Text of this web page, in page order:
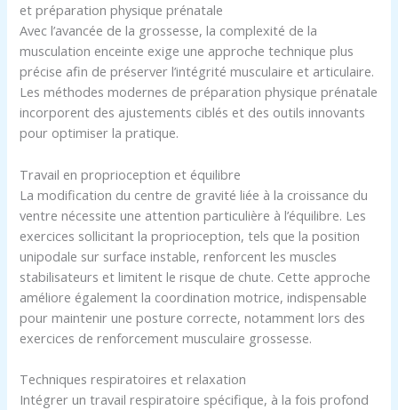
et préparation physique prénatale
Avec l’avancée de la grossesse, la complexité de la
musculation enceinte exige une approche technique plus
précise afin de préserver l’intégrité musculaire et articulaire.
Les méthodes modernes de préparation physique prénatale
incorporent des ajustements ciblés et des outils innovants
pour optimiser la pratique.
Travail en proprioception et équilibre
La modification du centre de gravité liée à la croissance du
ventre nécessite une attention particulière à l’équilibre. Les
exercices sollicitant la proprioception, tels que la position
unipodale sur surface instable, renforcent les muscles
stabilisateurs et limitent le risque de chute. Cette approche
améliore également la coordination motrice, indispensable
pour maintenir une posture correcte, notamment lors des
exercices de renforcement musculaire grossesse.
Techniques respiratoires et relaxation
Intégrer un travail respiratoire spécifique, à la fois profond